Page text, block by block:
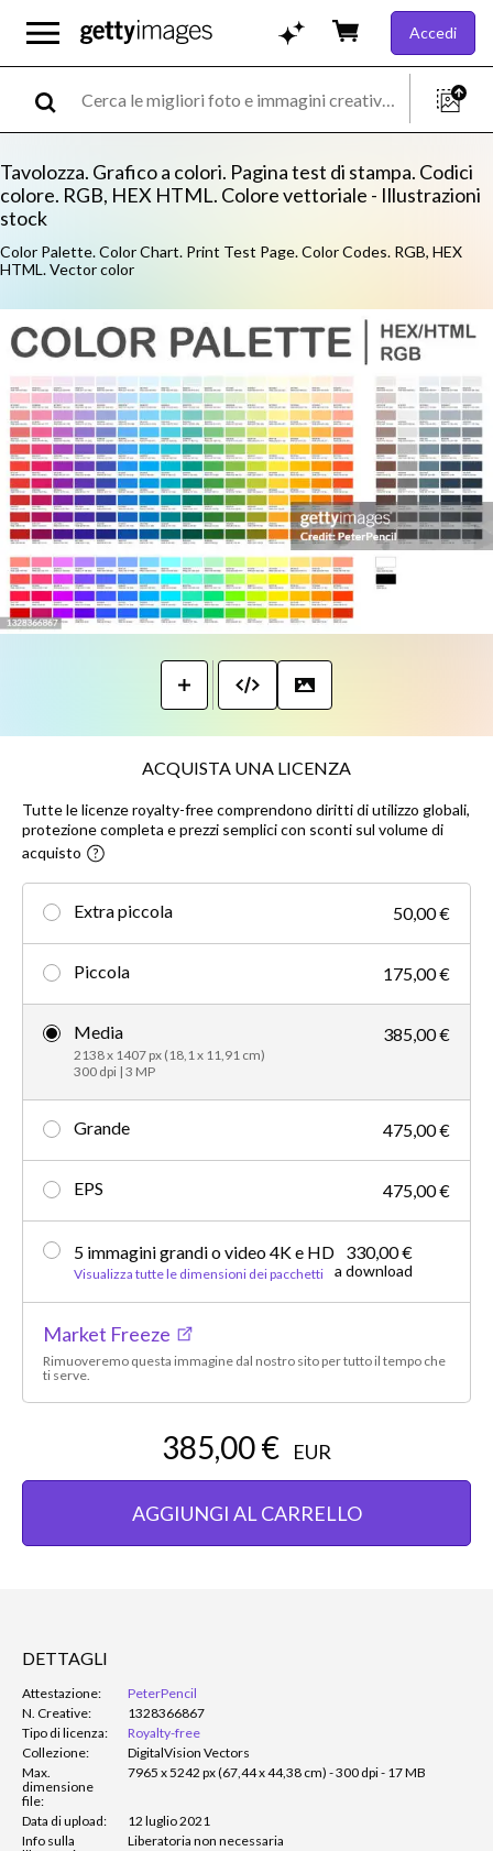
Accedi
Tavolozza. Grafico a colori. Pagina test di stampa. Codici
colore. RGB, HEX HTML. Colore vettoriale - Illustrazioni
stock
Color Palette. Color Chart. Print Test Page. Color Codes. RGB, HEX
HTML. Vector color
ACQUISTA UNA LICENZA
Tutte le licenze royalty-free comprendono diritti di utilizzo globali,
protezione completa e prezzi semplici con sconti sul volume di
acquisto
Extra piccola 50,00 €
Piccola 175,00 €
Media
2138 x 1407 px (18,1 x 11,91 cm)
300 dpi | 3 MP
385,00 €
Grande 475,00 €
EPS 475,00 €
5 immagini grandi o video 4K e HD
Visualizza tutte le dimensioni dei pacchetti
330,00 €
a download
Market Freeze
Rimuoveremo questa immagine dal nostro sito per tutto il tempo che
ti serve.
385,00 € EUR
AGGIUNGI AL CARRELLO
DETTAGLI
Attestazione:
PeterPencil
N. Creative:
1328366867
Tipo di licenza:
Royalty-free
Collezione:
DigitalVision Vectors
Max.
dimensione
file:
7965 x 5242 px (67,44 x 44,38 cm) - 300 dpi - 17 MB
Data di upload:
12 luglio 2021
Info sulla
Liberatoria non necessaria